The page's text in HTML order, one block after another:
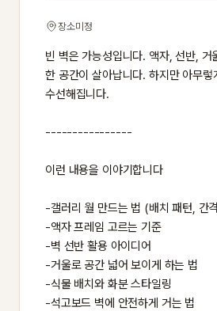
장소미정
빈 벽은 가능성입니다. 액자, 선반, 거
한 공간이 살아납니다. 하지만 아무렇
수선해집니다.
----------------
이런 내용을 이야기합니다
-갤러리 월 만드는 법 (배치 패턴, 간
-액자 프레임 고르는 기준
-벽 선반 활용 아이디어
-거울로 공간 넓어 보이게 하는 법
-식물 배치와 화분 스타일링
-석고보드 벽에 안전하게 거는 법